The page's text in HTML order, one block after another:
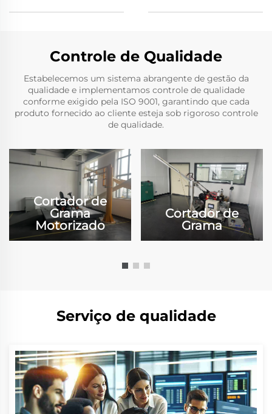
Controle de Qualidade
Estabelecemos um sistema abrangente de gestão da
qualidade e implementamos controle de qualidade
conforme exigido pela ISO 9001, garantindo que cada
produto fornecido ao cliente esteja sob rigoroso controle
de qualidade.
Cortador de
Grama
Motorizado
Cortador de
Grama
Serviço de qualidade